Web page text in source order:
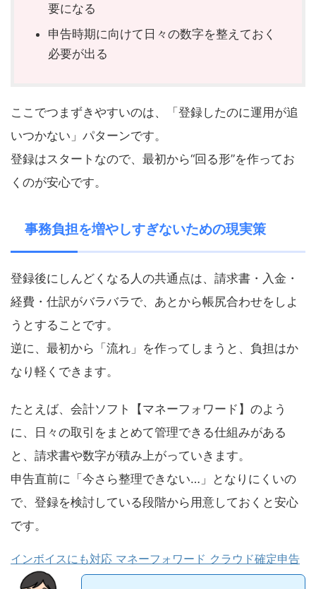
要になる
申告時期に向けて日々の数字を整えておく
必要が出る
ここでつまずきやすいのは、「登録したのに運用が追
いつかない」パターンです。
登録はスタートなので、最初から“回る形”を作ってお
くのが安心です。
事務負担を増やしすぎないための現実策
登録後にしんどくなる人の共通点は、請求書・入金・
経費・仕訳がバラバラで、あとから帳尻合わせをしよ
うとすることです。
逆に、最初から「流れ」を作ってしまうと、負担はか
なり軽くできます。
たとえば、会計ソフト【マネーフォワード】のよう
に、日々の取引をまとめて管理できる仕組みがある
と、請求書や数字が積み上がっていきます。
申告直前に「今さら整理できない…」となりにくいの
で、登録を検討している段階から用意しておくと安心
です。
インボイスにも対応 マネーフォワード クラウド確定申告